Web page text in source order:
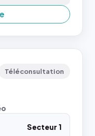
Téléconsultation
Secteur 1